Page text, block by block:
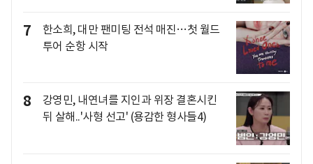
7
한소희, 대만 팬미팅 전석 매진…첫 월드
투어 순항 시작
8
강영민, 내연녀를 지인과 위장 결혼시킨
뒤 살해..'사형 선고' (용감한 형사들4)